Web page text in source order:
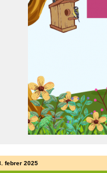
febrer 2025